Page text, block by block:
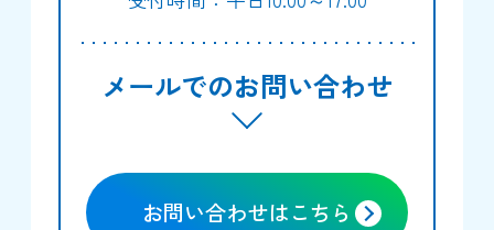
メールでのお問い合わせ
お問い合わせはこちら